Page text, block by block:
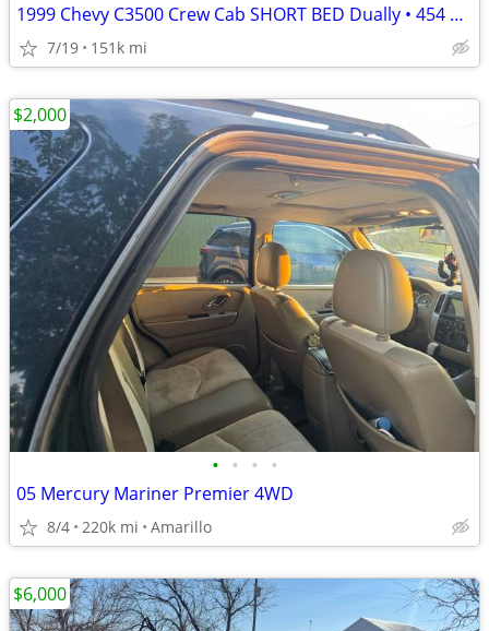
1999 Chevy C3500 Crew Cab SHORT BED Dually • 454 Big Block • One Owner
7/19 151k mi
• • • •
05 Mercury Mariner Premier 4WD
8/4 220k mi Amarillo
$2,000
$6,000